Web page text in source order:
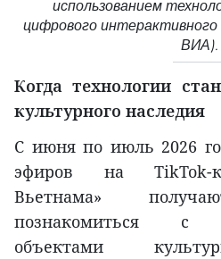
использованием
цифрового
ВИА).
Когда технологии
культурного наследия
С июня по июль 2026
эфиров на TikTok-
Вьетнама»
познакомиться с
объектами